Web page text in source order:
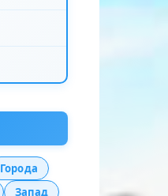
Города
Запад